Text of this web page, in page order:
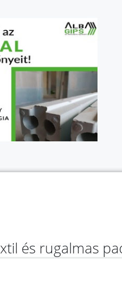
és rugalmas